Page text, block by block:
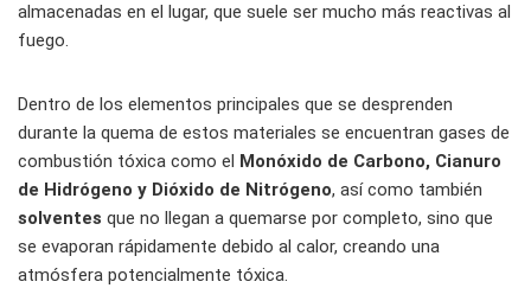
almacenadas en el lugar, que suele ser mucho más reactivas al
fuego.
Dentro de los elementos principales que se desprenden
durante la quema de estos materiales se encuentran gases de
combustión tóxica como el Monóxido de Carbono, Cianuro
de Hidrógeno y Dióxido de Nitrógeno, así como también
solventes que no llegan a quemarse por completo, sino que
se evaporan rápidamente debido al calor, creando una
atmósfera potencialmente tóxica.